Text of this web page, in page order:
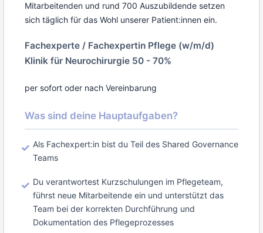
Mitarbeitenden und rund 700 Auszubildende setzen
sich täglich für das Wohl unserer Patient:innen ein.
Fachexperte / Fachexpertin Pflege (w/m/d)
Klinik für Neurochirurgie 50 - 70%
per sofort oder nach Vereinbarung
Was sind deine Hauptaufgaben?
Als Fachexpert:in bist du Teil des Shared Governance
Teams
Du verantwortest Kurzschulungen im Pflegeteam,
führst neue Mitarbeitende ein und unterstützt das
Team bei der korrekten Durchführung und
Dokumentation des Pflegeprozesses